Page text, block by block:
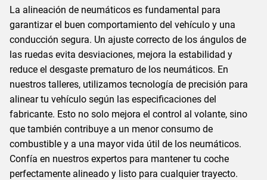
La alineación de neumáticos es fundamental para
garantizar el buen comportamiento del vehículo y una
conducción segura. Un ajuste correcto de los ángulos de
las ruedas evita desviaciones, mejora la estabilidad y
reduce el desgaste prematuro de los neumáticos. En
nuestros talleres, utilizamos tecnología de precisión para
alinear tu vehículo según las especificaciones del
fabricante. Esto no solo mejora el control al volante, sino
que también contribuye a un menor consumo de
combustible y a una mayor vida útil de los neumáticos.
Confía en nuestros expertos para mantener tu coche
perfectamente alineado y listo para cualquier trayecto.